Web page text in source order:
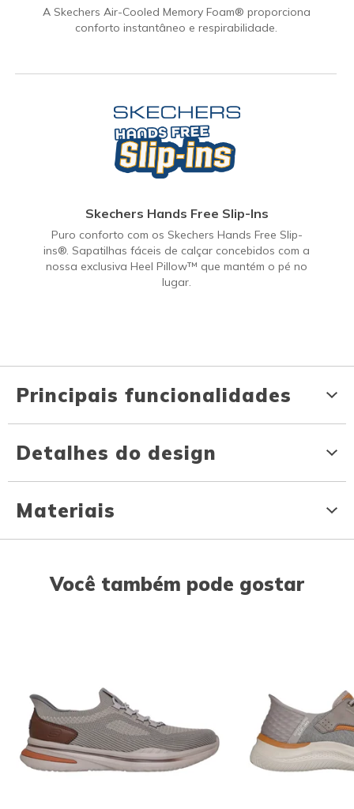
A Skechers Air-Cooled Memory Foam® proporciona
conforto instantâneo e respirabilidade.
Skechers Hands Free Slip-Ins
Puro conforto com os Skechers Hands Free Slip-
ins®. Sapatilhas fáceis de calçar concebidos com a
nossa exclusiva Heel Pillow™ que mantém o pé no
lugar.
Principais funcionalidades
Detalhes do design
Materiais
Você também pode gostar